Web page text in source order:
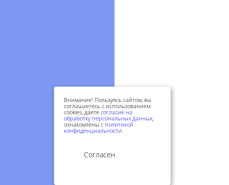
Внимание! Пользуясь сайтом, вы
соглашаетесь с использованием
cookies, даетесогласие на
обработку персональных данных,
ознакомлены с политикой
конфиденциальности.
Согласен